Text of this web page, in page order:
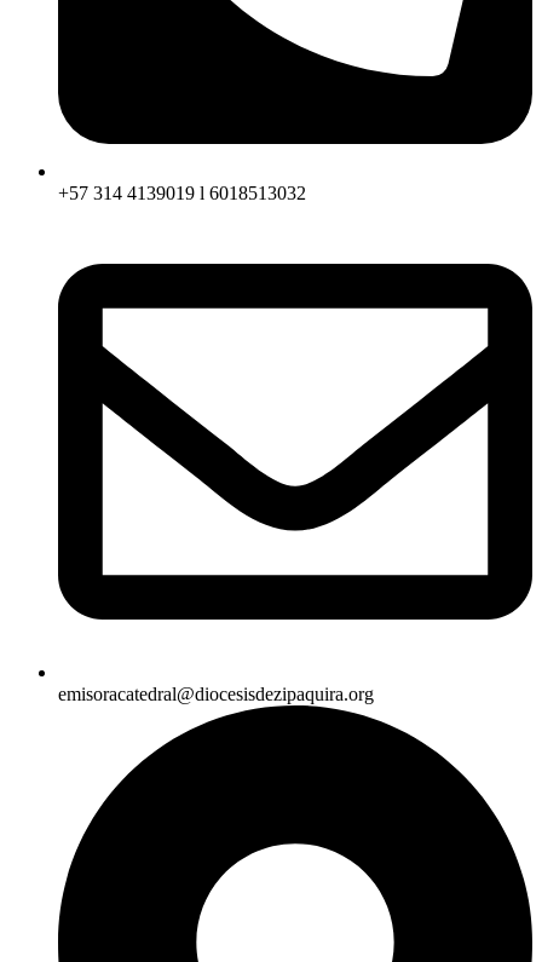
+57 314 4139019 l 6018513032
emisoracatedral@diocesisdezipaquira.org